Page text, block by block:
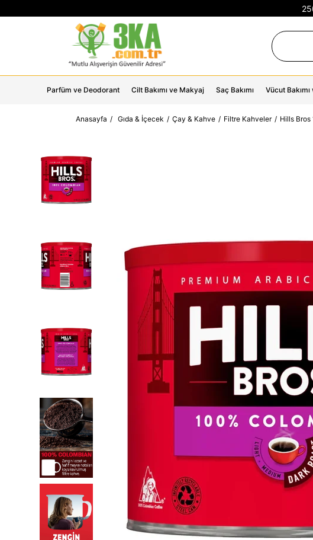
Parfüm ve Deodorant Cilt Bakımı ve Makyaj Saç Bakımı Vücut
Anasayfa Gıda & İçecek Çay & Kahve Filtre Kahveler Hills